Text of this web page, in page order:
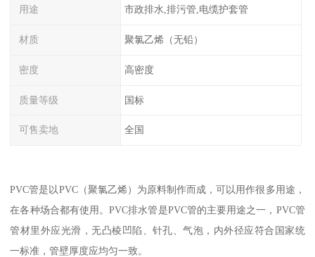
用途 市政排水,排污管,电缆护套管
材质 聚氯乙烯（无铅）
密度 高密度
质量等级 国标
可售卖地 全国
PVC管是以PVC（聚氯乙烯）为原料制作而成，可以用作很多用途，
在各种场合都有使用。PVC排水管是PVC管的主要用途之一，PVC管
管材里外应光滑，无凸棱凹陷、针孔、气泡，内外径应符合国家统
一标准，管壁厚度应均匀一致。